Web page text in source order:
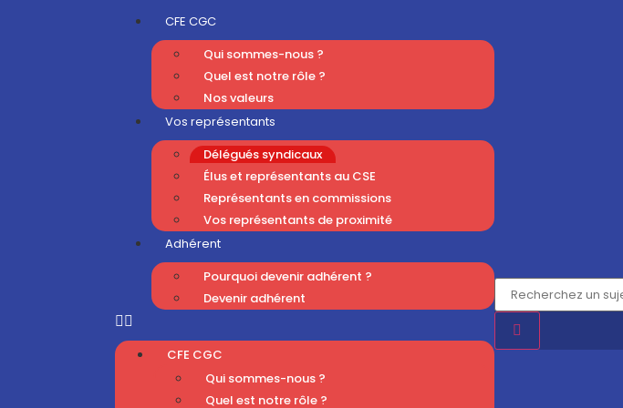
CFE CGC
Qui sommes-nous ?
Quel est notre rôle ?
Nos valeurs
Vos représentants
Délégués syndicaux
Élus et représentants au CSE
Représentants en commissions
Vos représentants de proximité
Adhérent
Pourquoi devenir adhérent ?
Devenir adhérent
CFE CGC
Qui sommes-nous ?
Quel est notre rôle ?